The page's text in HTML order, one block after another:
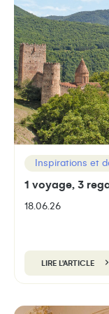
Inspirations et
1 voyage, 3
18.06.26
LIRE L'ARTICLE